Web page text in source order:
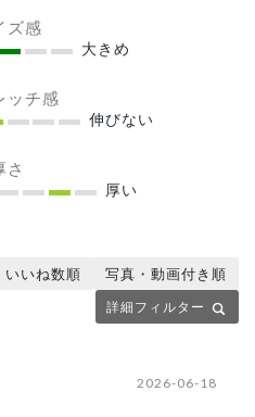
ズ感
大きめ
ッチ感
伸びない
さ
厚い
詳細フィルター
いいね数順 写真・動画付き順
2026-06-18